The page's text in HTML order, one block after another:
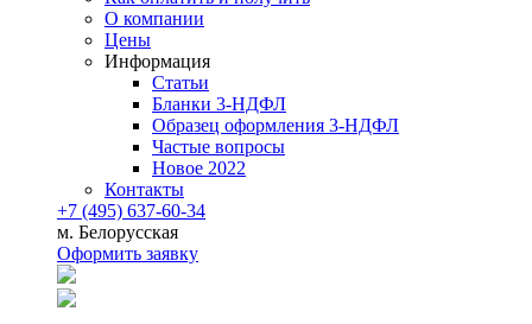
О компании
Цены
Информация
Статьи
Бланки 3-НДФЛ
Образец оформления 3-НДФЛ
Частые вопросы
Новое 2022
Контакты
+7 (495) 637-60-34
м. Белорусская
Оформить заявку